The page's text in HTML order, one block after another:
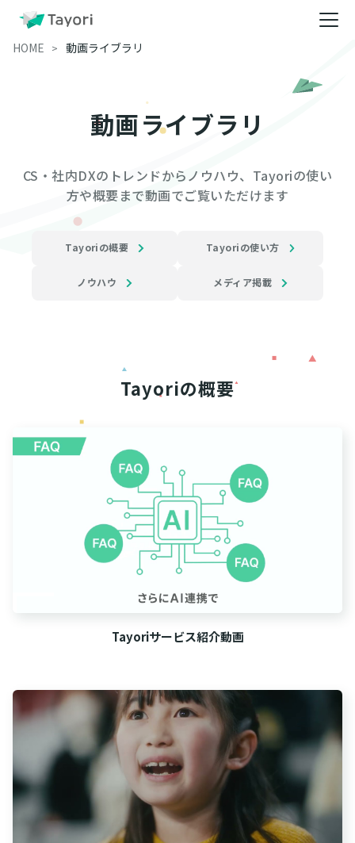
HOME 動画ライブラリ
動画ライブラリ
CS・社内DXのトレンドからノウハウ、Tayoriの使い
方や概要まで動画でご覧いただけます
Tayoriの概要 Tayoriの使い方
ノウハウ メディア掲載
Tayoriの概要
Tayoriサービス紹介動画